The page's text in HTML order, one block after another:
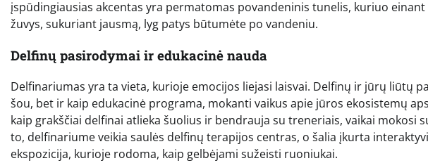
įspūdingiausias akcentas yra permatomas povandeninis tunelis, kuriuo
žuvys, sukuriant jausmą, lyg patys būtumėte po vandeniu.
Delfinų pasirodymai ir edukacinė nauda
Delfinariumas yra ta vieta, kurioje emocijos liejasi laisvai. Delfinų ir jūrų liūtų
šou, bet ir kaip edukacinė programa, mokanti vaikus apie jūros ekosistemų
kaip grakščiai delfinai atlieka šuolius ir bendrauja su treneriais, vaikai mokosi
to, delfinariume veikia saulės delfinų terapijos centras, o šalia įkurta
ekspozicija, kurioje rodoma, kaip gelbėjami sužeisti ruoniukai.